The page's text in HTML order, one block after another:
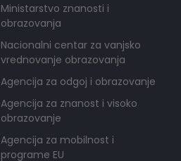
Ministarstvo znanosti i
obrazovanja
Nacionalni centar za vanjsko
vrednovanje obrazovanja
Agencija za odgoj i obrazovanje
Agencija za znanost i visoko
obrazovanje
Agencija za mobilnost i
programe EU